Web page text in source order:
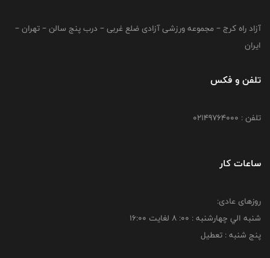
آزاد راه کرج – مجموعه ورزشی آزادی ضلع غربی – درب پنج سالن – تهران –
ایران
تلفن و فکس
تلفن : 02149764000
ساعات کار
روزهای عادی:
شنبه الي چهارشنبه : 00: 8 لغايت 16:00
پنج شنبه : تعطیل